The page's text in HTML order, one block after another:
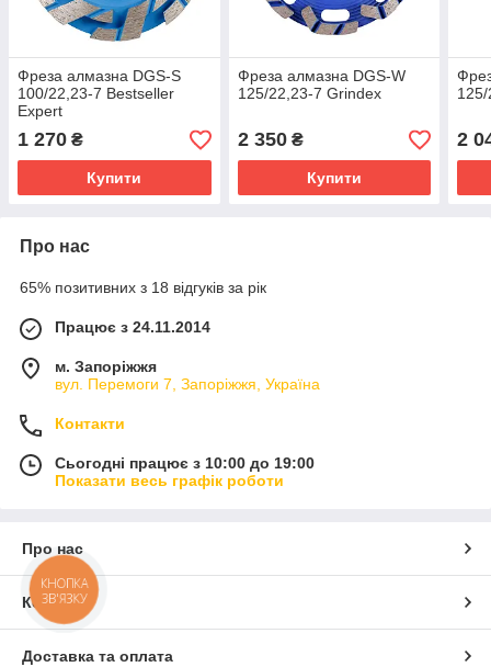
Фреза алмазна DGS-S
100/22,23-7 Bestseller
Expert
1 270 ₴
Купити
Фреза алмазна DGS-W
125/22,23-7 Grindex
2 350₴
Купити
2
Про нас
65% позитивних з 18 відгуків за рік
Працює з 24.11.2014
м. Запоріжжя
вул. Перемоги 7, Запоріжжя, Україна
Контакти
Сьогодні працює з 10:00 до 19:00
Показати весь графік роботи
Про нас
Контакти
Доставка та оплата
КНОПКА
ЗВ'ЯЗКУ